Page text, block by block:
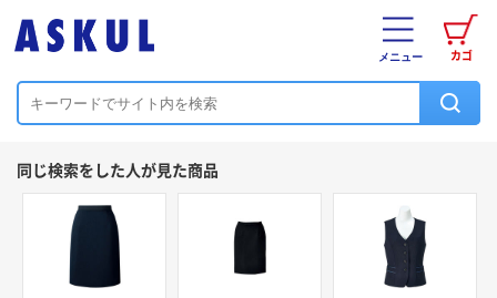
カゴ
メニュー
同じ検索をした人が見た商品